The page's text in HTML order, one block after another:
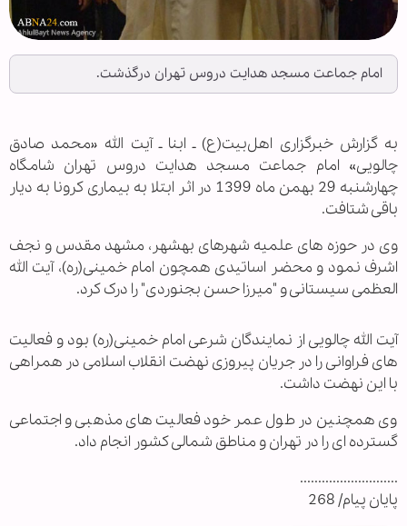
امام جماعت مسجد هدایت دروس تهران درگذشت.
به گزارش خبرگزاری اهل‌بیت(ع) ـ ابنا ـ آیت الله «محمد صادق
چالویی» امام جماعت مسجد هدایت دروس تهران شامگاه
چهارشنبه 29 بهمن ماه 1399 در اثر ابتلا به بیماری كرونا به دیار
باقی شتافت.
وی در حوزه های علمیه شهرهای بهشهر، مشهد مقدس و نجف
اشرف نمود و محضر اساتیدی همچون امام خمینی(ره)، آیت الله
العظمی سیستانی و "میرزا حسن بجنوردی" را درک کرد.
آیت الله چالویی از نمایندگان شرعی امام خمینی(ره) بود و فعالیت
های فراوانی را در جریان پیروزی نهضت انقلاب اسلامی در همراهی
با این نهضت داشت.
وی همچنین در طول عمر خود فعالیت های مذهبی و اجتماعی
گسترده ای را در تهران و مناطق شمالی کشور انجام داد.
...........................
پایان پیام/ 268